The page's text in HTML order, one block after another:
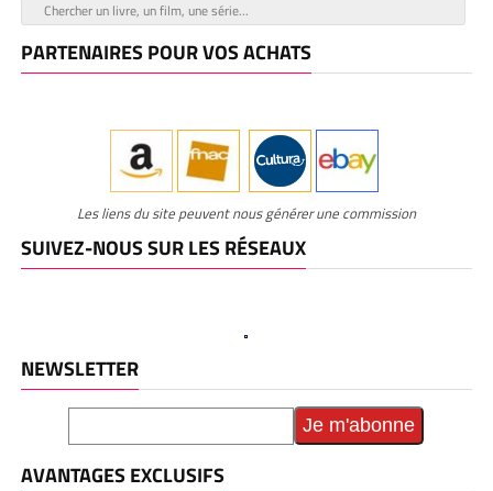
PARTENAIRES POUR VOS ACHATS
Les liens du site peuvent nous générer une commission
SUIVEZ-NOUS SUR LES RÉSEAUX
NEWSLETTER
AVANTAGES EXCLUSIFS